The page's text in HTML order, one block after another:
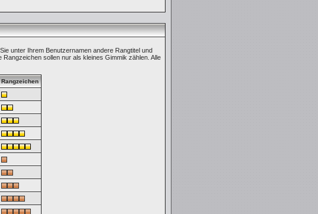
unter Ihrem Benutzernamen andere Rangtitel und
sollen nur als kleines Gimmik zählen. Alle
Rangzeichen